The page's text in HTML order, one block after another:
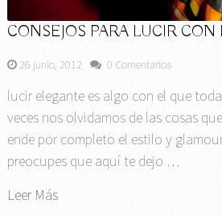
CONSEJOS PARA LUCIR
26 junio, 2012 0 Comentarios
lucir elegante es algo con el que
veces nos olvidamos de las cosas
ende por completo el estilo y
preocupes que aquí te dejo …
Leer Más